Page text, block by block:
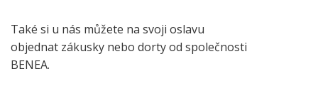
Také si u nás můžete na svoji oslavu
objednat zákusky nebo dorty od společnosti
BENEA.